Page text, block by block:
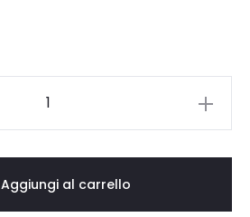
Aggiungi al carrello